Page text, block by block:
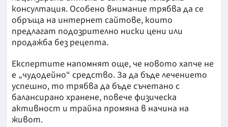
консултация. Особено внимание трябва да се
обръща на интернет сайтове, които
предлагат подозрително ниски цени или
продажба без рецепта.
Експертите напомнят още, че новото хапче не
е „чудодейно“ средство. За да бъде лечението
успешно, то трябва да бъде съчетано с
балансирано хранене, повече физическа
активност и трайна промяна в начина на
живот.